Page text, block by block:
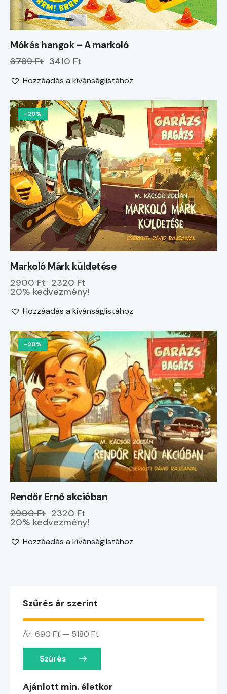
Mókás hangok – A markoló
3789 Ft 3410 Ft
Hozzáadás a kívánságlistához
-20%
Markoló Márk küldetése
2900 Ft 2320 Ft
20% kedvezmény!
Hozzáadás a kívánságlistához
-20%
Rendőr Ernő akcióban
2900 Ft 2320 Ft
20% kedvezmény!
Hozzáadás a kívánságlistához
Szűrés ár szerint
Szűrés
Ár: 690 Ft — 5180 Ft
Ajánlott min. életkor